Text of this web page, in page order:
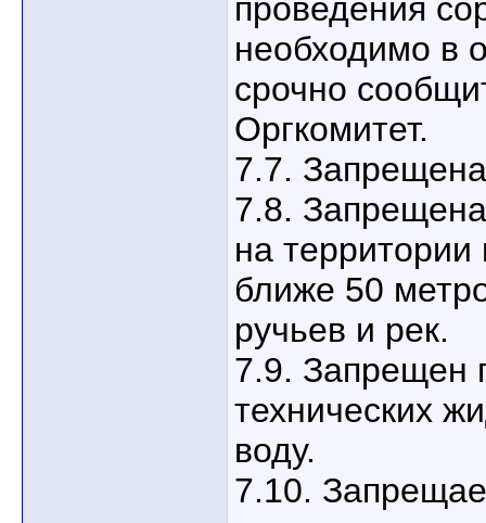
проведения
необходимо в
срочно
Оргкомитет.
7.7.
7.8.
на
ближе 50
ручьев и рек.
7.9. Запрещен
технических
воду.
7.10.